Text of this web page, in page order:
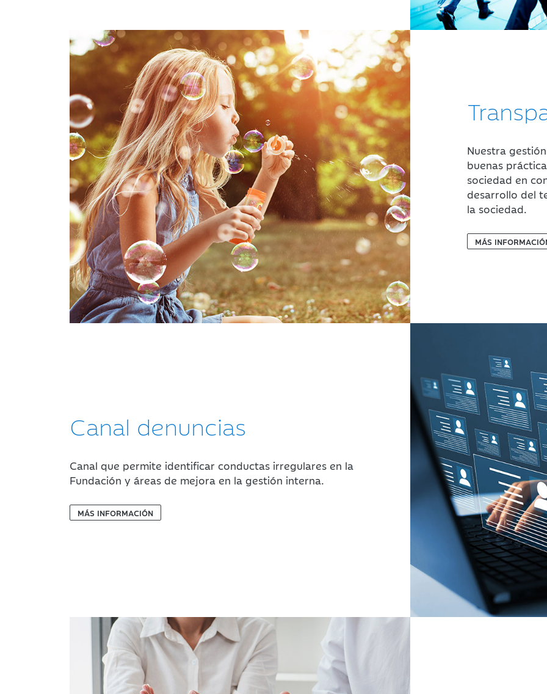
Nuestra
buenas
sociedad en
desarrollo del
la sociedad.
MÁS
Canal denuncias
Canal que permite identificar conductas irregulares en la
Fundación y áreas de mejora en la gestión interna.
MÁS INFORMACIÓN